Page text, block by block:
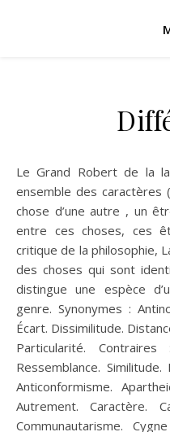
Le Grand Robert de la langue française : Caractère ou
ensemble des caractères
chose d’une autre , un
entre ces choses, ces
critique de la philosophie,
des choses qui sont
distingue une espèce
genre. Synonymes :
Écart. Dissimilitude.
Particularité.
Ressemblance.
Anticonformisme.
Autrement. Caractère.
Communautarisme.